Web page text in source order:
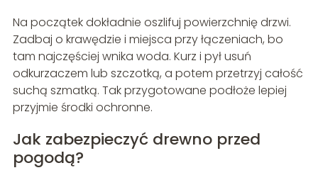
Na początek dokładnie oszlifuj powierzchnię drzwi.
Zadbaj o krawędzie i miejsca przy łączeniach, bo
tam najczęściej wnika woda. Kurz i pył usuń
odkurzaczem lub szczotką, a potem przetrzyj całość
suchą szmatką. Tak przygotowane podłoże lepiej
przyjmie środki ochronne.
Jak zabezpieczyć drewno przed
pogodą?